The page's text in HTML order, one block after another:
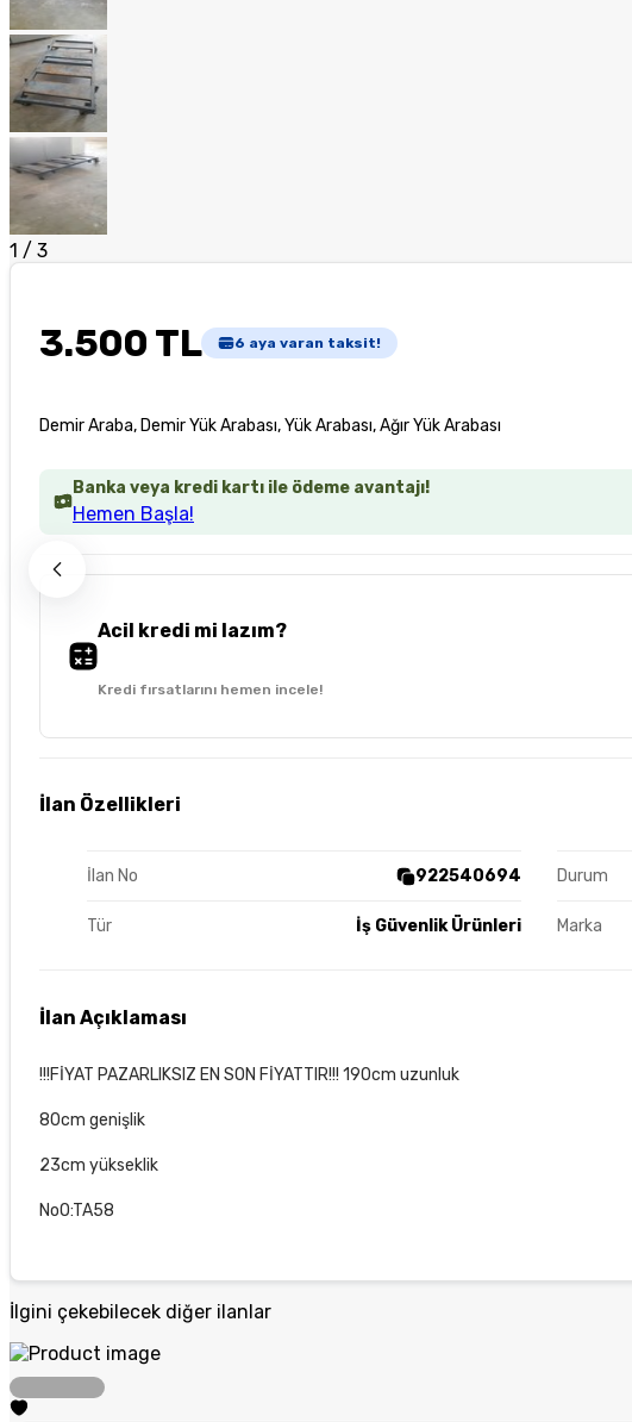
1 / 3
3.500 TL 6 aya varan taksit!
Demir Araba, Demir Yük Arabası, Yük Arabası, Ağır Yük Arabası
Banka veya kredi kartı ile ödeme avantajı!
Hemen Başla!
Acil kredi mi lazım?
Kredi fırsatlarını hemen incele!
İlan Özellikleri
İlan No 922540694 Durum
Tür İş Güvenlik Ürünleri Marka
İlan Açıklaması
!!!FİYAT PAZARLIKSIZ EN SON FİYATTIR!!! 190cm uzunluk
80cm genişlik
23cm yükseklik
NoO:TA58
İlgini çekebilecek diğer ilanlar